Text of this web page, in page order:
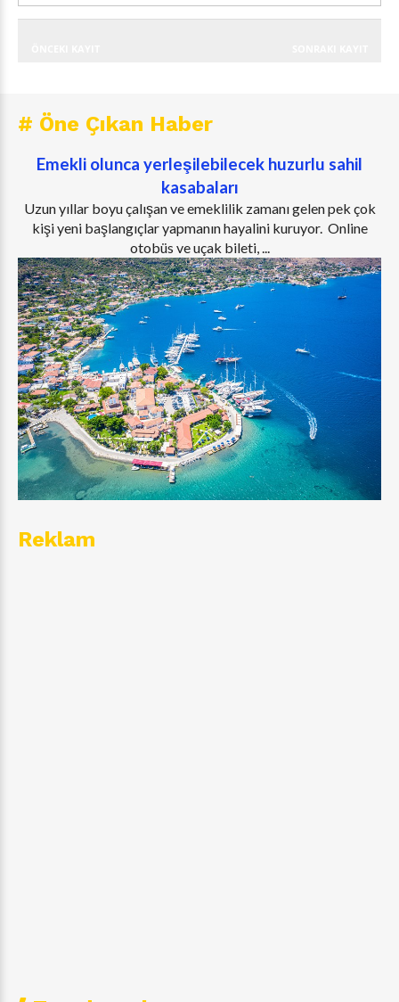
# Öne Çıkan Haber
Emekli olunca yerleşilebilecek huzurlu sahil
kasabaları
Uzun yıllar boyu çalışan ve emeklilik zamanı gelen pek çok
kişi yeni başlangıçlar yapmanın hayalini kuruyor. Online
otobüs ve uçak bileti, ...
Reklam